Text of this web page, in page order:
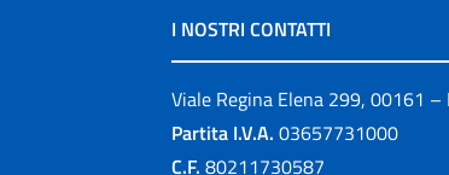
I NOSTRI CONTATTI
Viale Regina Elena 299, 00161 –
Partita I.V.A. 03657731000
C.F. 80211730587